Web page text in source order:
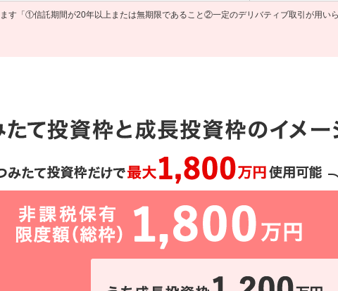
す「①信託期間が20年以上または無期限であること②一定のデリバティブ取引が用い